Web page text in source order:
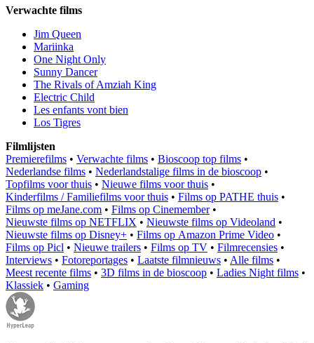
Verwachte films
Jim Queen
Mariinka
One Night Only
Sunny Dancer
The Rivals of Amziah King
Electric Child
Les enfants vont bien
Los Tigres
Filmlijsten
Premierefilms • Verwachte films • Bioscoop top films •
Nederlandse films • Nederlandstalige films in de bioscoop •
Topfilms voor thuis • Nieuwe films voor thuis •
Kinderfilms / Familiefilms voor thuis • Films op PATHE thuis •
Films op meJane.com • Films op Cinemember•
Nieuwste films op NETFLIX • Nieuwste films op Videoland •
Nieuwste films op Disney+ • Films op Amazon Prime Video •
Films op Picl • Nieuwe trailers • Films op TV • Filmrecensies •
Interviews • Fotoreportages • Laatste filmnieuws • Alle films •
Meest recente films • 3D films in de bioscoop • Ladies Night films •
Klassiek • Gaming